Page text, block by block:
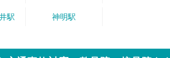
駅 神明駅